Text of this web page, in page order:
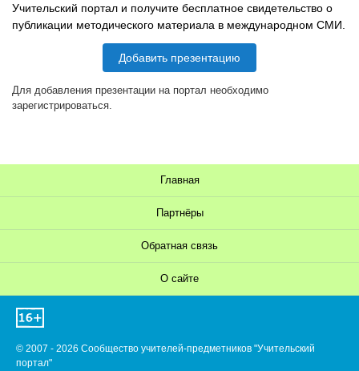
Учительский портал и получите бесплатное свидетельство о
публикации методического материала в международном СМИ.
Добавить презентацию
Для добавления презентации на портал необходимо
зарегистрироваться.
Главная
Партнёры
Обратная связь
О сайте
© 2007 - 2026 Сообщество учителей-предметников "Учительский
портал"